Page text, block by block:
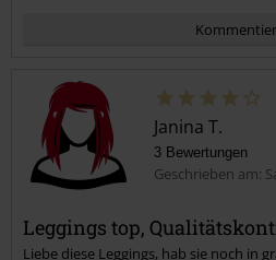
Kommentar jetzt abschicken!
Janina T.
3 Bewertungen
Geschrieben am:
Leggings top,
Liebe diese Leggings, hab sie noch in